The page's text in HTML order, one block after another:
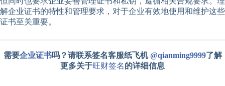
解企业证书的特性和管理要求，对于企业有效地使用和维护这些
证书至关重要。
需要企业证书吗？请联系签名客服纸飞机 @qianming9999了解
更多关于旺财签名的详细信息